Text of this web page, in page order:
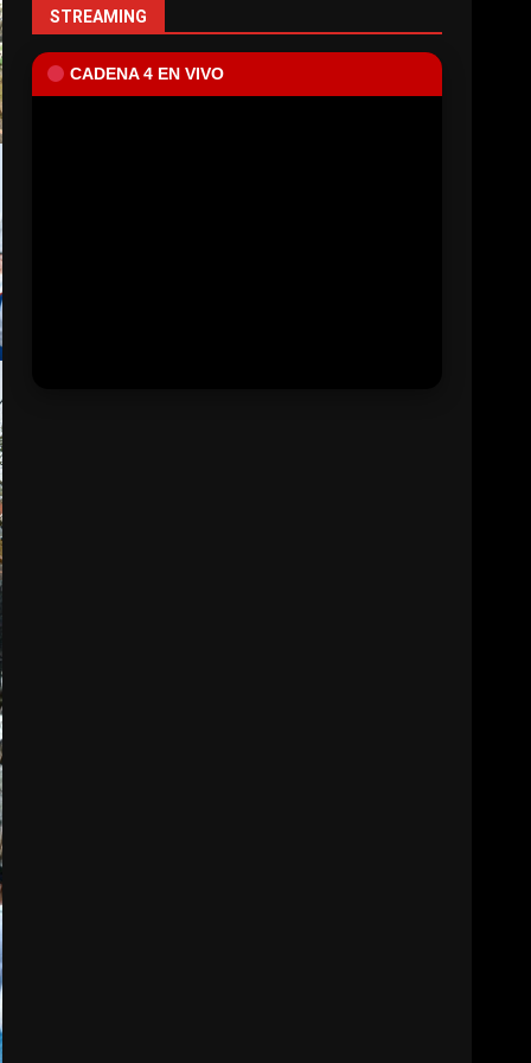
STREAMING
CADENA 4 EN VIVO